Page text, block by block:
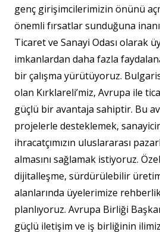
genç girişimcilerimizin önünü
önemli fırsatlar sunduğuna
Ticaret ve Sanayi Odası olarak
imkanlardan daha fazla
bir çalışma yürütüyoruz.
olan Kırklareli’miz, Avrupa ile
güçlü bir avantaja sahiptir. Bu
projelerle desteklemek,
ihracatçımızın uluslararası
almasını sağlamak istiyoruz.
dijitalleşme, sürdürülebilir
alanlarında üyelerimize
planlıyoruz. Avrupa Birliği
güçlü iletişim ve iş birliğinin